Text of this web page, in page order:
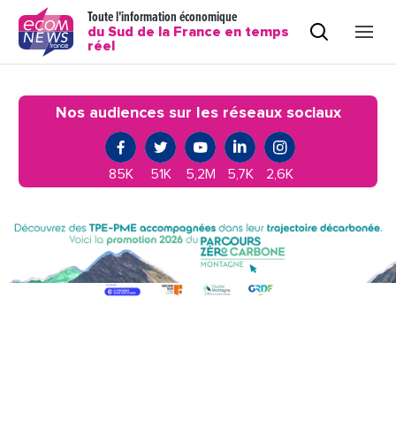
Toute l'information économique
du Sud de la France en temps
réel
Nos audiences sur les réseaux sociaux
85K 51K 5,2M 5,7K 2,6K